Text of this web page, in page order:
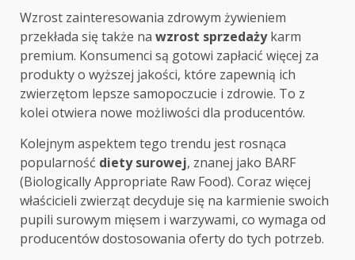
Wzrost zainteresowania zdrowym żywieniem
przekłada się także na wzrost sprzedażykarm
premium. Konsumenci są gotowi zapłacić więcej za
produkty o wyższej jakości, które zapewnią ich
zwierzętom lepsze samopoczucie i zdrowie. To z
kolei otwiera nowe możliwości dla producentów.
Kolejnym aspektem tego trendu jest rosnąca
popularność diety surowej, znanej jako BARF
(Biologically Appropriate Raw Food). Coraz więcej
właścicieli zwierząt decyduje się na karmienie swoich
pupili surowym mięsem i warzywami, co wymaga od
producentów dostosowania oferty do tych potrzeb.